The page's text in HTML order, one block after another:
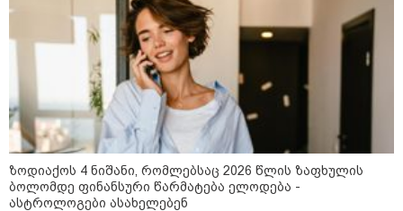
ზოდიაქოს 4 ნიშანი, რომლებსაც 2026 წლის ზაფხულის
ბოლომდე ფინანსური წარმატება ელოდება -
ასტროლოგები ასახელებენ